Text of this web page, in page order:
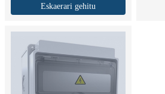
Eskaerari gehitu